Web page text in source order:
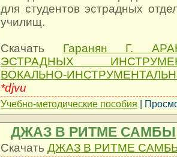
для студентов эстрадных
училищ.
Скачать Гаранян Г.
ЭСТРАДНЫХ
ВОКАЛЬНО-
*djvu
Учебно-методические пособия |
ДЖАЗ В РИТМЕ САМБЫ
Скачать ДЖАЗ В РИТМЕ